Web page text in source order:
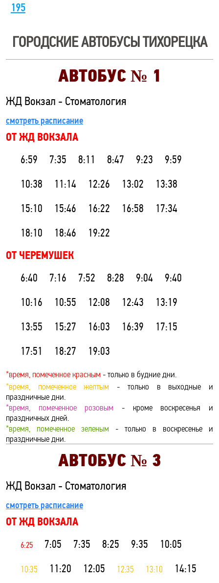
195
ГОРОДСКИЕ АВТОБУСЫ ТИХОРЕЦКА
АВТОБУС № 1
ЖД Вокзал - Стоматология
смотреть расписание
ОТ ЖД ВОКЗАЛА
6:59 7:35 8:11 8:47 9:23
9:59
10:38
11:14 12:26 13:02
13:38
15:10
15:46 16:22 16:58
17:34
18:10
18:46 19:22
ОТ ЧЕРЕМУШЕК
6:40 7:16 7:52 8:28 9:04
9:40
10:16
10:55 12:08 12:43
13:19
13:55
15:27 16:03 16:39
17:15
17:51
18:27 19:03
*время, помеченное красным - только в будние дни.
*время, помеченное желтым - только в выходные и
праздничные дни.
*время, помеченное розовым - кроме воскресенья и
праздничных дней.
*время, помеченное зеленым - только в воскресенье и
праздничные дни.
АВТОБУС № 3
ЖД Вокзал - Стоматология
смотреть расписание
ОТ ЖД ВОКЗАЛА
6:25 7:05 7:35 8:25 9:35 10:05
10:35 11:20 12:05 12:35 13:10
14:15